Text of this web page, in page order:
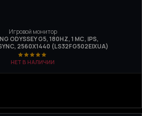
Игровой монитор
ODYSSEY G5, 180HZ, 1 МС, IPS,
2560Х1440 (LS32FG502EIXUA)
НЕТ В НАЛИЧИИ